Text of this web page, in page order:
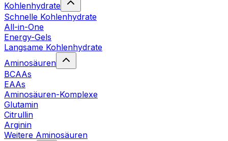
Kohlenhydrate
Schnelle Kohlenhydrate
All-in-One
Energy-Gels
Langsame Kohlenhydrate
Aminosäuren
BCAAs
EAAs
Aminosäuren-Komplexe
Glutamin
Citrullin
Arginin
Weitere Aminosäuren